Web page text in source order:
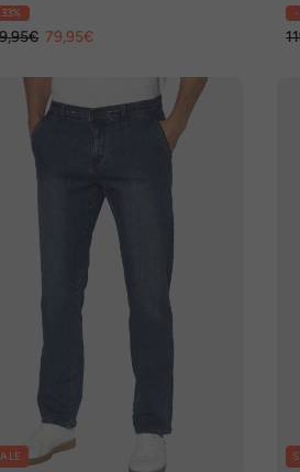
79,95€